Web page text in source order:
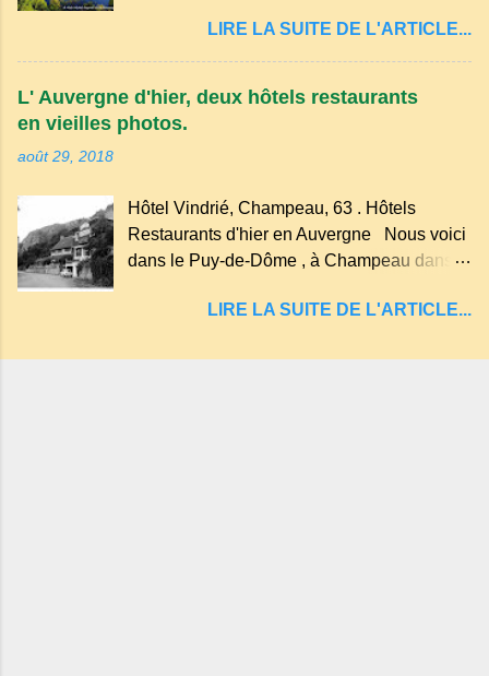
des souvenirs tout cela dans un grand parc
arboré.
d'explosion) rempli d’eau, appelé : le Lac de
Tazenat ou Tazanat, il est le premier et le
plus au nord de la Chaîne des Puys qui en
compte près de soixante. En Auvergne
"sans fond" et en forme d'entonnoir
entraînant vers les entrailles de la terre, les
malheureux qui s'approchaient trop de
LIRE LA SUITE DE L'ARTICLE...
L' Auvergne d'hier, deux hôtels restaurants
en vieilles photos.
août 29, 2018
Hôtel Vindrié, Champeau, 63 . Hôtels
Restaurants d'hier en Auvergne Nous voici
dans le Puy-de-Dôme , à Champeau dans
Servant . L'Hôtel-Restaurant Vindrié était
son jambon de pays et son poulet cocotte,
LIRE LA SUITE DE L'ARTICLE...